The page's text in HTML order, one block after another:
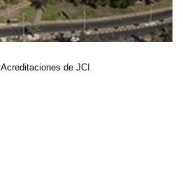
Acreditaciones de JCI